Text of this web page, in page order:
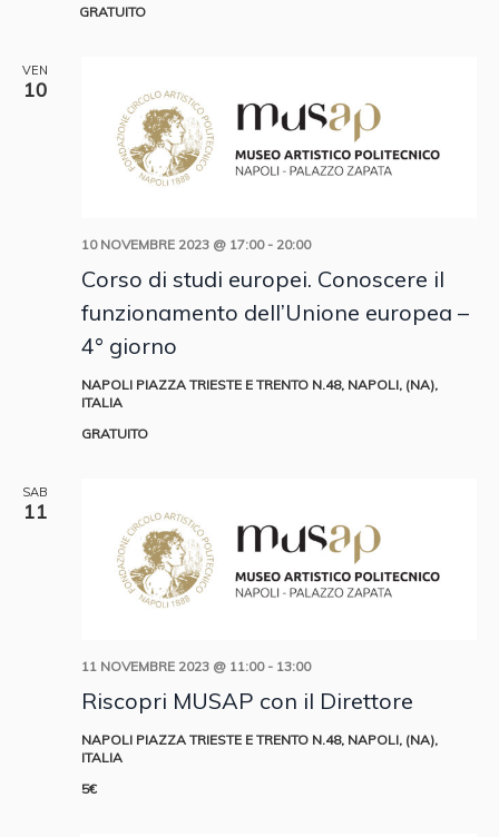
GRATUITO
VEN
10
Corso di studi europei. Conoscere il
funzionamento dell’Unione europea –
4° giorno
10 NOVEMBRE 2023 @ 17:00- 20:00
NAPOLI PIAZZA TRIESTE E TRENTO N.48, NAPOLI, (NA),
ITALIA
GRATUITO
SAB
11
Riscopri MUSAP con il Direttore
11 NOVEMBRE 2023 @ 11:00- 13:00
NAPOLI PIAZZA TRIESTE E TRENTO N.48, NAPOLI, (NA),
ITALIA
5€